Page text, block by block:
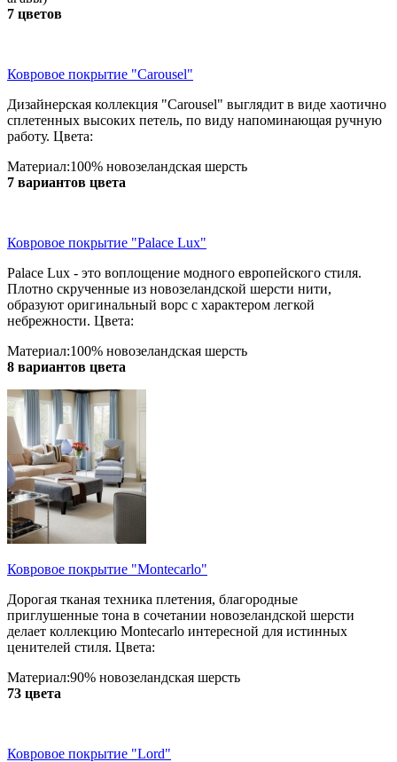
7 цветов
Ковровое покрытие "Carousel"
Дизайнерская коллекция "Carousel" выглядит в виде хаотично
сплетенных высоких петель, по виду напоминающая ручную
работу. Цвета:
Материал:100% новозеландская шерсть
7 вариантов цвета
Ковровое покрытие "Palace Lux"
Palace Lux - это воплощение модного европейского стиля.
Плотно скрученные из новозеландской шерсти нити,
образуют оригинальный ворс с характером легкой
небрежности. Цвета:
Материал:100% новозеландская шерсть
8 вариантов цвета
Ковровое покрытие "Montecarlo"
Дорогая тканая техника плетения, благородные
приглушенные тона в сочетании новозеландской шерсти
делает коллекцию Montecarlo интересной для истинных
ценителей стиля. Цвета:
Материал:90% новозеландская шерсть
73 цвета
Ковровое покрытие "Lord"